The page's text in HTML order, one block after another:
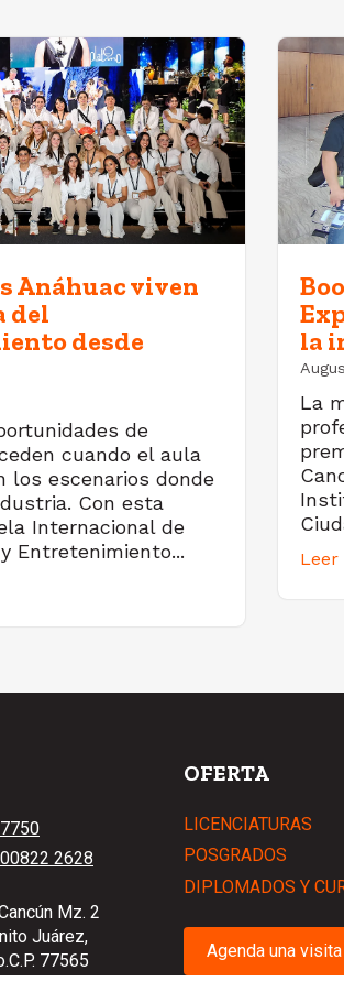
Anáhuac viven
del
desde
de
cuando el aula
los escenarios donde
Con esta
Internacional de
Entretenimiento...
la
La
Leer
2628
Mz. 2
Juárez,
77565
OFERTA
LICENCIATURAS
POSGRADOS
DIPLOMADOS Y
Agenda una visita